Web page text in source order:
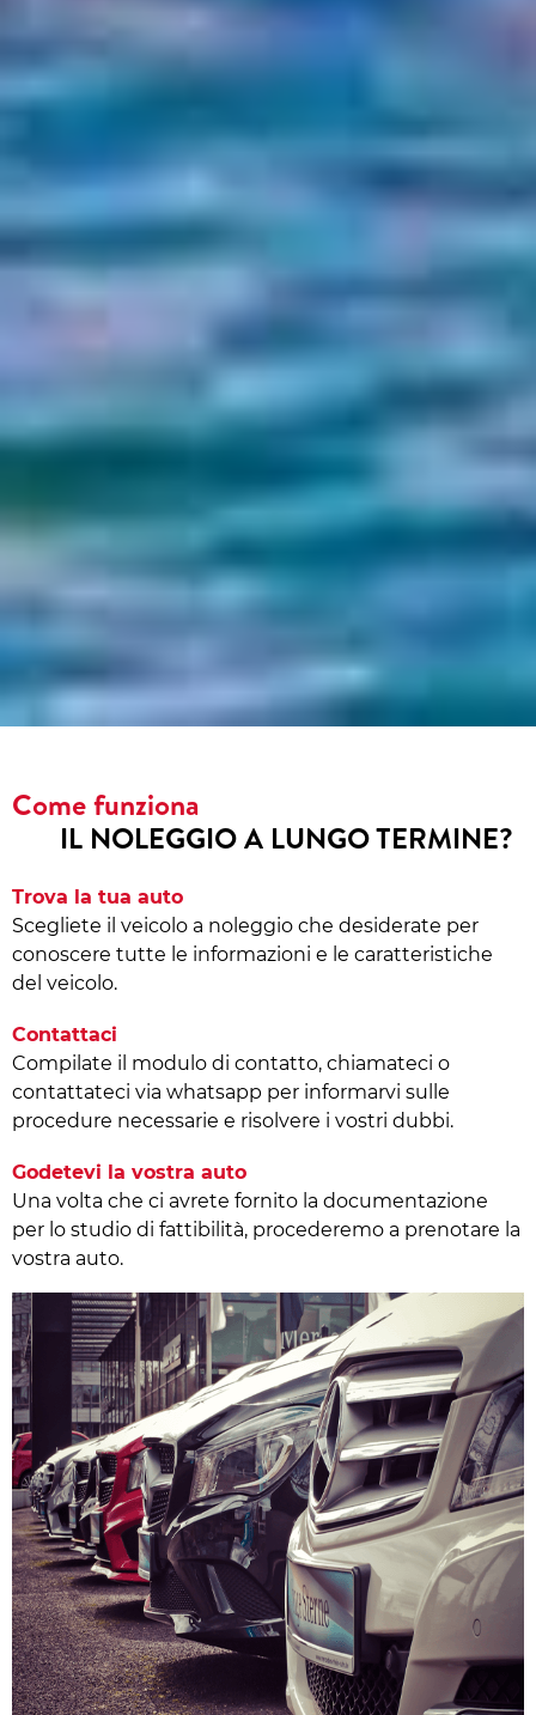
Come funziona
IL NOLEGGIO A LUNGO TERMINE?
Trova la tua auto
Scegliete il veicolo a noleggio che desiderate per
conoscere tutte le informazioni e le caratteristiche
del veicolo.
Contattaci
Compilate il modulo di contatto, chiamateci o
contattateci via whatsapp per informarvi sulle
procedure necessarie e risolvere i vostri dubbi.
Godetevi la vostra auto
Una volta che ci avrete fornito la documentazione
per lo studio di fattibilità, procederemo a prenotare la
vostra auto.